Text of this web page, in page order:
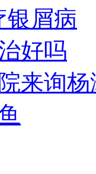
银屑病
好吗
来询杨